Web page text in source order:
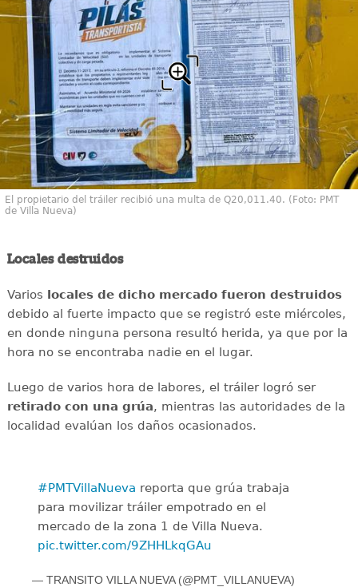
El propietario del tráiler recibió una multa de Q20,011.40. (Foto: PMT
de Villa Nueva)
Locales destruidos
Varios locales de dicho mercado fueron destruidos
debido al fuerte impacto que se registró este miércoles,
en donde ninguna persona resultó herida, ya que por la
hora no se encontraba nadie en el lugar.
Luego de varios hora de labores, el tráiler logró ser
retirado con una grúa, mientras las autoridades de la
localidad evalúan los daños ocasionados.
#PMTVillaNueva reporta que grúa trabaja
para movilizar tráiler empotrado en el
mercado de la zona 1 de Villa Nueva.
pic.twitter.com/9ZHHLkqGAu
— TRANSITO VILLA NUEVA (@PMT_VILLANUEVA)